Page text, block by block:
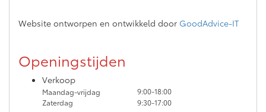
Website ontworpen en ontwikkeld door GoodAdvice-IT
Openingstijden
Verkoop
Maandag-vrijdag
9:00-18:00
Zaterdag
9:30-17:00